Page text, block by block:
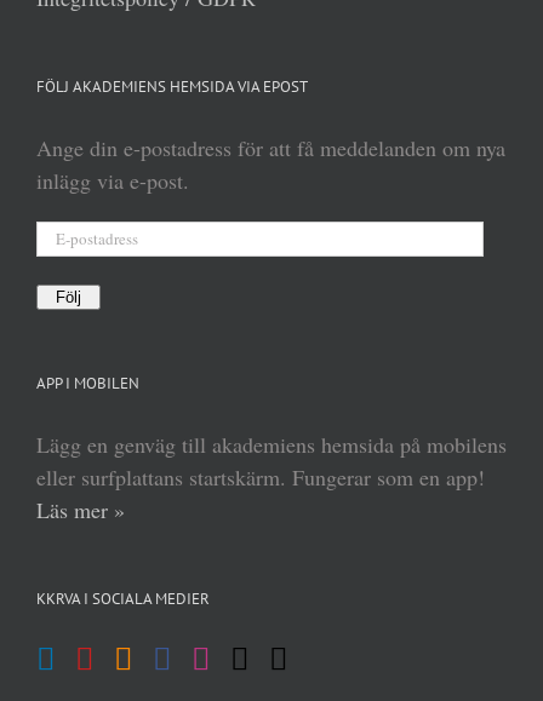
FÖLJ AKADEMIENS HEMSIDA VIA EPOST
Ange din e-postadress för att få meddelanden om nya
inlägg via e-post.
postadress
Följ
APP I MOBILEN
Lägg en genväg till akademiens hemsida på mobilens
eller surfplattans startskärm. Fungerar som en app!
Läs mer »
KKRVA I SOCIALA MEDIER